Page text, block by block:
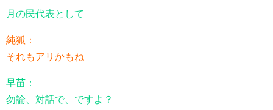
月の民代表として
純狐：
それもアリかもね
早苗：
勿論、対話で、ですよ？